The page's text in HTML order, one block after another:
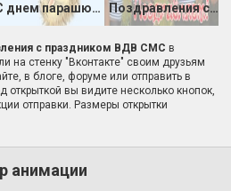
С днем парашютиста Поздравления с днем Воздушно-десантных войск
с праздником ВДВ СМС в
на стенку "Вконтакте" своим друзьям
в блоге, форуме или отправить в
вы видите несколько кнопок,
отправки. Размеры открытки
анимации